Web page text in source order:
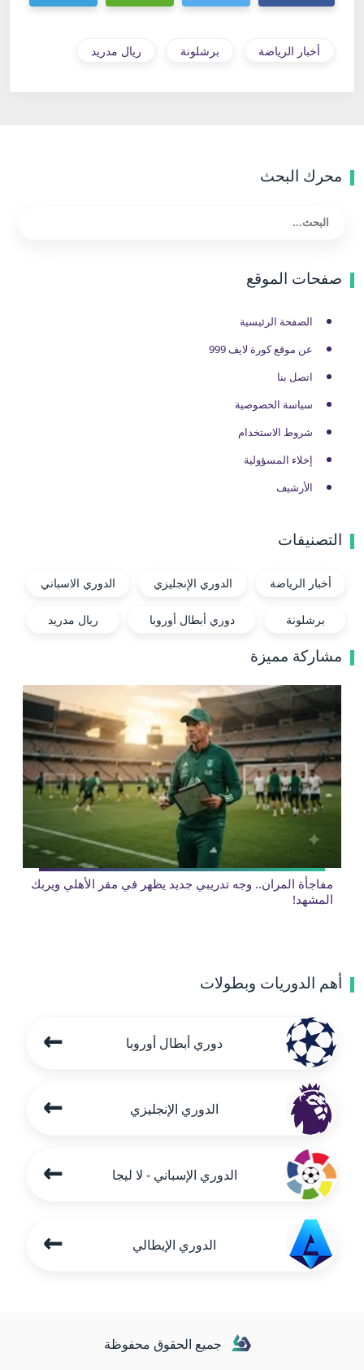
أخبار الرياضة برشلونة ريال مدريد
محرك البحث
صفحات الموقع
الصفحة الرئيسية
عن موقع كورة لايف 999
اتصل بنا
سياسة الخصوصية
شروط الاستخدام
إخلاء المسؤولية
الأرشيف
التصنيفات
أخبار الرياضة الدوري الإنجليزي الدوري الاسباني
برشلونة دوري أبطال أوروبا ريال مدريد
مشاركة مميزة
مفاجأة المران.. وجه تدريبي جديد يظهر في مقر الأهلي ويربك
المشهد!
أهم الدوريات وبطولات
دوري أبطال أوروبا ←
الدوري الإنجليزي ←
الدوري الإسباني - لا ليجا ←
الدوري الإيطالي ←
جميع الحقوق محفوظة